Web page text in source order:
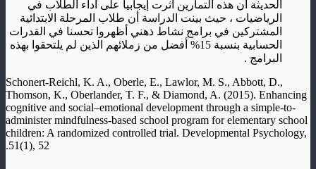
الحديثة أن هذه التمارين أثرت إيجابيا على أداء الطلاب في
الرياضيات ، حيث بينت الدراسة أن طلاب المرحلة الابتدائية
المشتركين في برامج نشاط ذهني أظهروا تحسنا في القدرات
الحسابية بنسبة 15% أفضل من زملائهم الذين لم يلتحقوا بهذه
البرامج .
Schonert-Reichl, K. A., Oberle, E., Lawlor, M. S., Abbott, D.,
Thomson, K., Oberlander, T. F., & Diamond, A. (2015). Enhancing
cognitive and social–emotional development through a simple-to-
administer mindfulness-based school program for elementary school
children: A randomized controlled trial. Developmental Psychology,
51(1), 52.